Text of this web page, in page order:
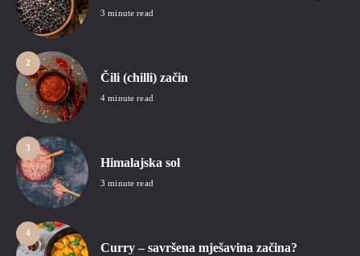
3 minute read
2
Čili (chilli) začin
4 minute read
3
Himalajska sol
3 minute read
4
Curry – savršena mješavina začina?